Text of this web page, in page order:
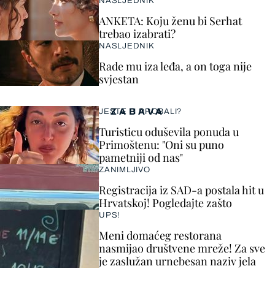
ZABAVA
JESTE LI PROBALI?
Turisticu oduševila ponuda u
Primoštenu: "Oni su puno
pametniji od nas"
ZANIMLJIVO
Registracija iz SAD-a postala hit u
Hrvatskoj! Pogledajte zašto
UPS!
Meni domaćeg restorana
nasmijao društvene mreže! Za sve
je zaslužan urnebesan naziv jela
ANKETA: Koju ženu bi Serhat
trebao izabrati?
NASLJEDNIK
Rade mu iza leđa, a on toga nije
svjestan